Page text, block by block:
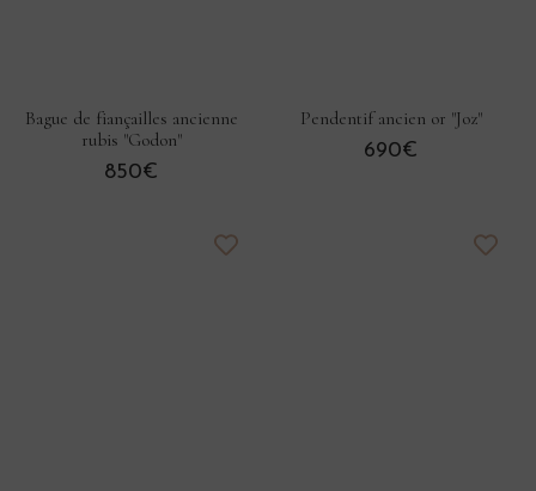
Bague de fiançailles ancienne
rubis "Godon"
850€
Pendentif ancien or "Joz"
690€